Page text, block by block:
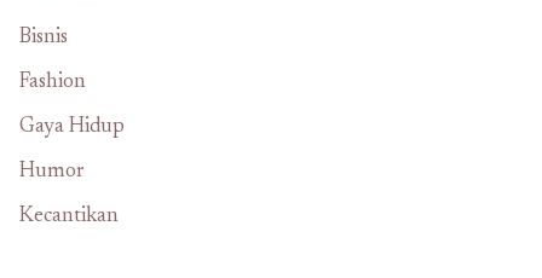
Bisnis
Fashion
Gaya Hidup
Humor
Kecantikan